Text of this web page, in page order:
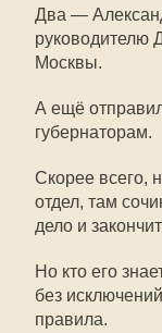
Два —
руководителю
Москвы.
А ещё
губернаторам.
Скорее всего,
отдел, там
дело и
Но кто его
без
правила.